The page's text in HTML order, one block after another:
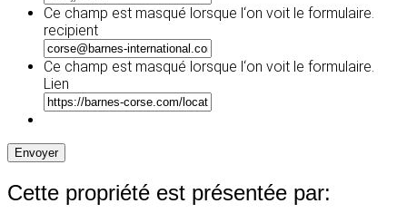
slash
slash
AAAA
Ce champ est masqué lorsque l‘on voit le formulaire.
recipient
Ce champ est masqué lorsque l‘on voit le formulaire.
Lien
Envoyer
Cette propriété est présentée par: